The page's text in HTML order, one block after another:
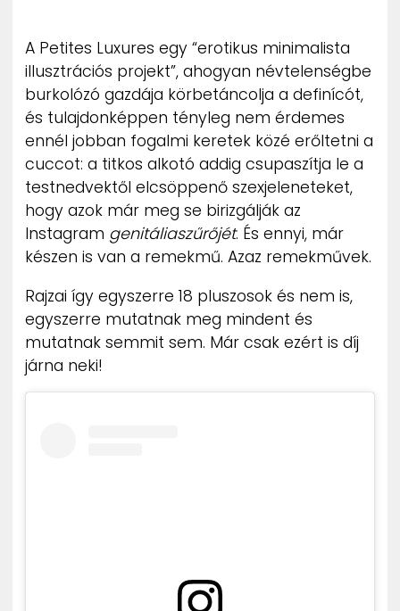
MÉDIAAJÁNLAT
IMPRESSZUM
PR-ARCHÍVUM
ADATKEZELÉSI TÁJÉKOZTATÓ
A Petites Luxures egy “erotikus minimalista
illusztrációs projekt”, ahogyan névtelenségbe
burkolózó gazdája körbetáncolja a definícót,
és tulajdonképpen tényleg nem érdemes
ennél jobban fogalmi keretek közé erőltetni a
cuccot: a titkos alkotó addig csupaszítja le a
testnedvektől elcsöppenő szexjeleneteket,
hogy azok már meg se birizgálják az
Instagram genitáliaszűrőjét. És ennyi, már
készen is van a remekmű. Azaz remekművek.
Rajzai így egyszerre 18 pluszosok és nem is,
egyszerre mutatnak meg mindent és
mutatnak semmit sem. Már csak ezért is díj
járna neki!